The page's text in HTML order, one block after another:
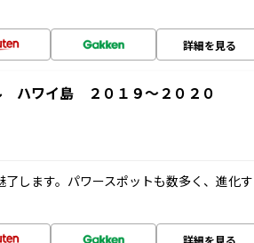
詳細を見る
ハワイ島 ２０１９～２０２０
します。パワースポットも数多く、進化す
詳細を見る